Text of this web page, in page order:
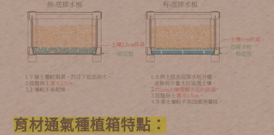
育材通氣種植箱特點：